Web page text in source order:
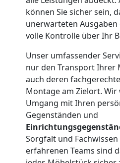
können Sie sicher sein,
unerwarteten Ausgaben
volle Kontrolle über Ihr
Unser umfassender
nur den Transport Ihrer
auch deren
Montage am Zielort. Wir
Umgang mit Ihren
Gegenständen und
Sorgfalt und
erfahrenen Teams sind
Umzug
Leonding
Leonding
Umzug